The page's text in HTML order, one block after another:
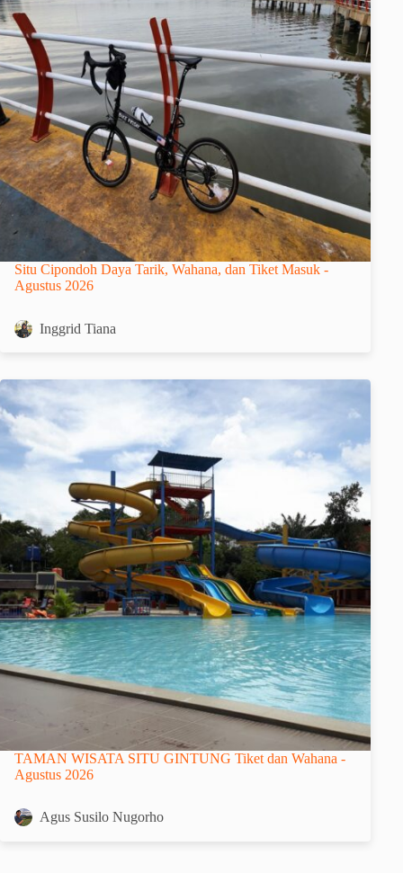
Situ Cipondoh Daya Tarik, Wahana, dan Tiket Masuk -
Agustus 2026
Inggrid Tiana
TAMAN WISATA SITU GINTUNG Tiket dan Wahana -
Agustus 2026
Agus Susilo Nugorho